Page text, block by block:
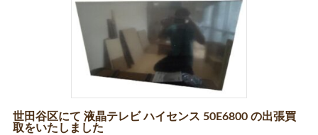
世田谷区にて 液晶テレビ ハイセンス 50E6800 の出張買
取をいたしました